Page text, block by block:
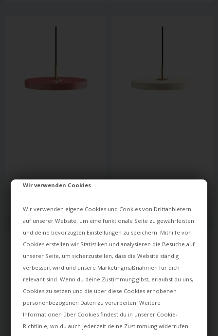
Wir verwenden Cookies
Wir verwenden eigene Cookies und Cookies von Drittanbietern
auf unserer Website, um eine funktionale Seite zu gewährleisten
und deine bevorzugten Einstellungen zu speichern. Mithilfe von
Cookies erstellen wir Statistiken und analysieren die Besuche auf
unserer Seite, um sicherzustellen, dass die Website ständig
verbessert wird und unsere Marketingmaßnahmen für dich
relevant sind. Wenn du deine Zustimmung gibst, erlaubst du uns,
Cookies zu setzen und die über diese Cookies erhobenen
personenbezogenen Daten zu verarbeiten. Weitere
Informationen über Cookies findest du in unserer Cookie-
Richtlinie, wo du auch jederzeit deine Zustimmung widerrufen
1.156,00
925,00PLN
1.098,00